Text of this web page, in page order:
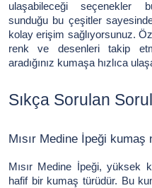
ulaşabileceği seçenekler
sunduğu bu çeşitler
kolay erişim sağlıyorsunuz.
renk ve desenleri takip
aradığınız kumaşa hızlıca
Sıkça Sorulan
Mısır Medine İpeği kumaş
Mısır Medine İpeği, yüksek
hafif bir kumaş türüdür. Bu